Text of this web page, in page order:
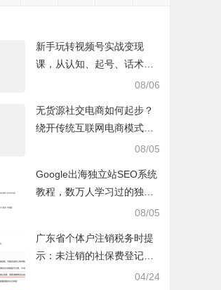
新手玩转视频号实战变现
课，从认知、起号、话术、
选品、开播到投放的全链路
08/06
无货源社交电商如何起步？
绕开传统互联网电商模式撒
豆成兵，实现跨平台交易实
08/05
Google出海独立站SEO系统
教程，数万人学习过的独立
08/05
广东省个体户注销税务时提
示：未注销的社保费登记信
04/24